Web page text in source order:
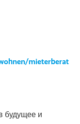
mieterberat
будущее и